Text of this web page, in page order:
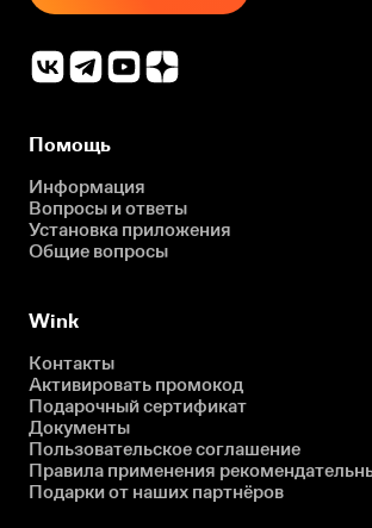
Помощь
Информация
Вопросы и ответы
Установка приложения
Общие вопросы
Wink
Контакты
Активировать промокод
Подарочный сертификат
Документы
Пользовательское соглашение
Правила применения
Подарки от наших партнёров